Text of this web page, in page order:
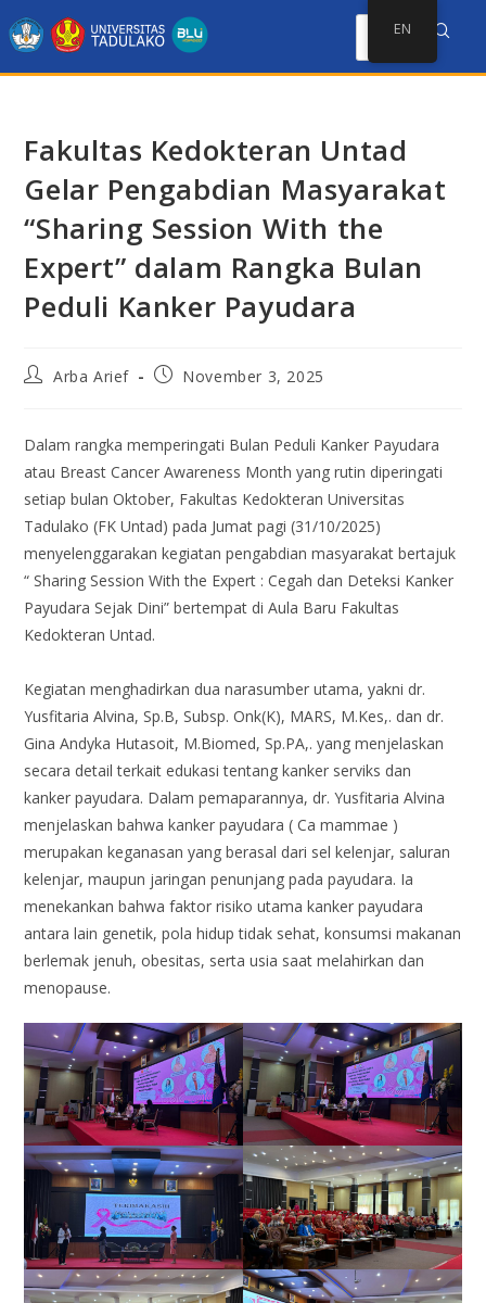
Fakultas Kedokteran Untad
Gelar Pengabdian Masyarakat
“Sharing Session With the
Expert” dalam Rangka Bulan
Peduli Kanker Payudara
Arba Arief November 3, 2025
Dalam rangka memperingati Bulan Peduli Kanker Payudara
atau Breast Cancer Awareness Month yang rutin diperingati
setiap bulan Oktober, Fakultas Kedokteran Universitas
Tadulako (FK Untad) pada Jumat pagi (31/10/2025)
menyelenggarakan kegiatan pengabdian masyarakat bertajuk
“ Sharing Session With the Expert : Cegah dan Deteksi Kanker
Payudara Sejak Dini” bertempat di Aula Baru Fakultas
Kedokteran Untad.
Kegiatan menghadirkan dua narasumber utama, yakni dr.
Yusfitaria Alvina, Sp.B, Subsp. Onk(K), MARS, M.Kes,. dan dr.
Gina Andyka Hutasoit, M.Biomed, Sp.PA,. yang menjelaskan
secara detail terkait edukasi tentang kanker serviks dan
kanker payudara. Dalam pemaparannya, dr. Yusfitaria Alvina
menjelaskan bahwa kanker payudara ( Ca mammae )
merupakan keganasan yang berasal dari sel kelenjar, saluran
kelenjar, maupun jaringan penunjang pada payudara. Ia
menekankan bahwa faktor risiko utama kanker payudara
antara lain genetik, pola hidup tidak sehat, konsumsi makanan
berlemak jenuh, obesitas, serta usia saat melahirkan dan
menopause.
EN